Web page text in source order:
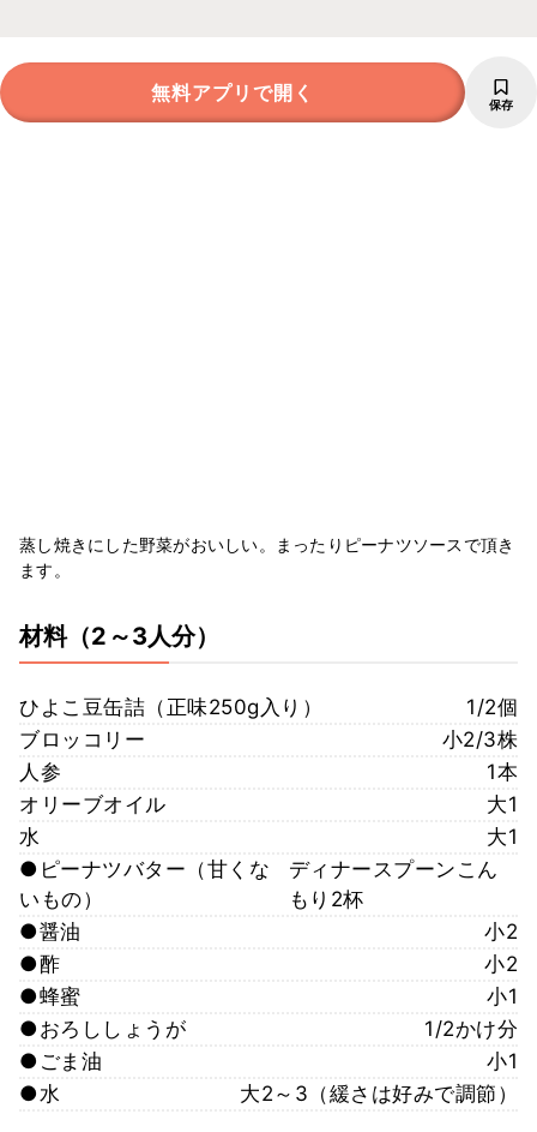
無料アプリで開く 保存
蒸し焼きにした野菜がおいしい。まったりピーナツソースで頂き
ます。
材料（2～3人分）
ひよこ豆缶詰（正味250g入り）
1/2個
ブロッコリー
小2/3株
人参
1本
オリーブオイル
大1
水
大1
●ピーナツバター（甘くな
いもの）
ディナースプーンこん
もり2杯
●醤油
小2
●酢
小2
●蜂蜜
小1
●おろししょうが
1/2かけ分
●ごま油
小1
●水
大2～3（緩さは好みで調節）